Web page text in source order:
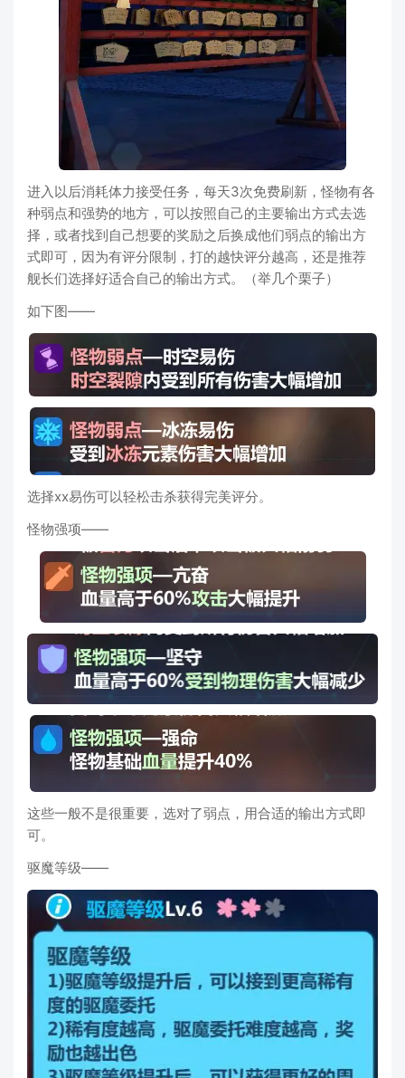
进入以后消耗体力接受任务，每天3次免费刷新，怪物有各
种弱点和强势的地方，可以按照自己的主要输出方式去选
择，或者找到自己想要的奖励之后换成他们弱点的输出方
式即可，因为有评分限制，打的越快评分越高，还是推荐
舰长们选择好适合自己的输出方式。（举几个栗子）
如下图——
选择xx易伤可以轻松击杀获得完美评分。
怪物强项——
这些一般不是很重要，选对了弱点，用合适的输出方式即
可。
驱魔等级——